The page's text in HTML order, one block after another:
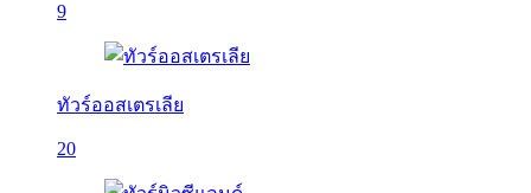
9
ทัวร์ออสเตรเลีย
20